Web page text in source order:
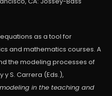
as a tool for
and mathematics courses. A
the modeling processes of
y S. Carrera (Eds.),
in the teaching and